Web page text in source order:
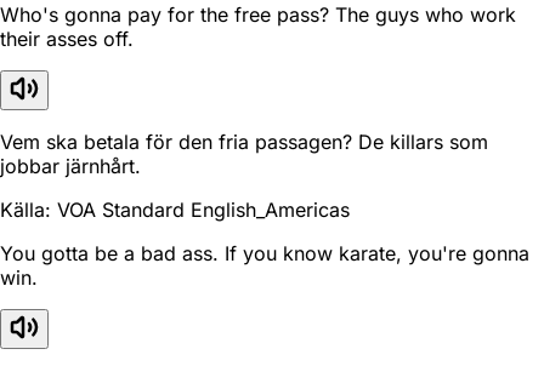
Who's gonna pay for the free pass? The guys who work
their asses off.
Vem ska betala för den fria passagen? De killars som
jobbar järnhårt.
Källa: VOA Standard English_Americas
You gotta be a bad ass. If you know karate, you're gonna
win.